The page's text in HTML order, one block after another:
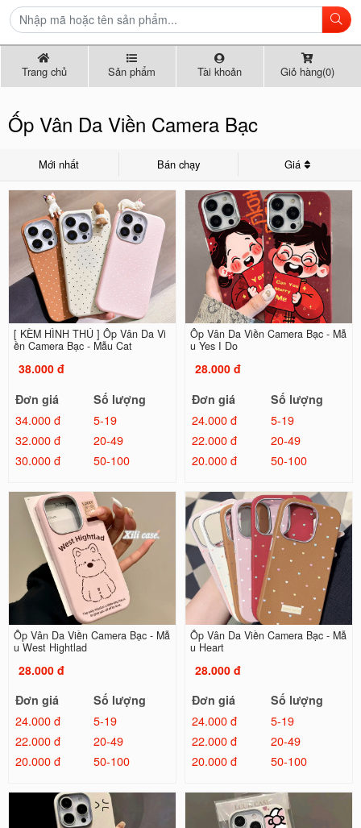
Trang chủ Sản phẩm Tài khoản Giỏ hàng(0)
Ốp Vân Da Viền Camera Bạc
Mới nhất Bán chạy Giá
[ KÈM HÌNH THÚ ] Ốp Vân Da Vi
ền Camera Bạc - Mẫu Cat
38.000 đ
Đơn giá
Số lượng
34.000 đ
5-19
32.000 đ
20-49
30.000 đ
50-100
Ốp Vân Da Viền Camera Bạc - Mẫ
u Yes I Do
28.000 đ
Đơn giá
Số lượng
24.000 đ
5-19
22.000 đ
20-49
20.000 đ
50-100
Ốp Vân Da Viền Camera Bạc - Mẫ
u West Hightlad
28.000 đ
Đơn giá
Số lượng
24.000 đ
5-19
22.000 đ
20-49
20.000 đ
50-100
Ốp Vân Da Viền Camera Bạc - Mẫ
u Heart
28.000 đ
Đơn giá
Số lượng
24.000 đ
5-19
22.000 đ
20-49
20.000 đ
50-100